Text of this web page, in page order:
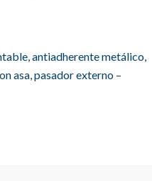
antiadherente metálico,
asa, pasador externo –